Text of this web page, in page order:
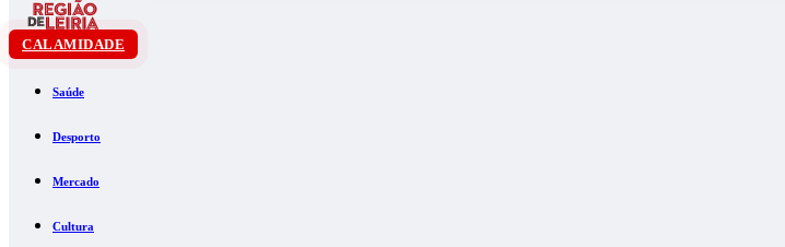
CALAMIDADE
Saúde
Desporto
Mercado
Cultura